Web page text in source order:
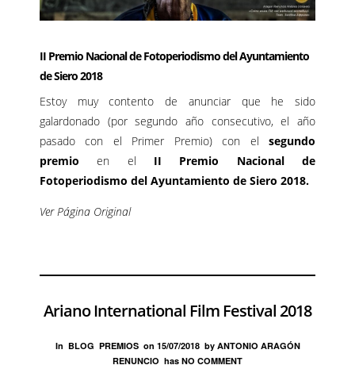
II Premio Nacional de Fotoperiodismo del Ayuntamiento
de Siero2018
Estoy muy contento de anunciar que he sido
galardonado (por segundo año consecutivo, el año
pasado con el Primer Premio) con el segundo
premio en el II Premio Nacional de
Fotoperiodismo del Ayuntamiento de Siero 2018.
Ver Página Original
Ariano International Film Festival 2018
In BLOG PREMIOSon 15/07/2018by ANTONIO ARAGÓN
RENUNCIO has NO COMMENT